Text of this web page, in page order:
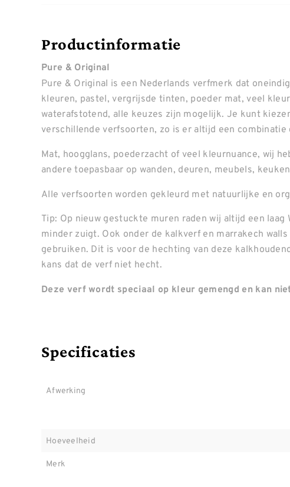
Productinformatie
Pure & Original
Pure & Original is een Nederlands verfmerk dat
kleuren, pastel, vergrijsde tinten, poeder mat, veel
waterafstotend, alle keuzes zijn mogelijk. Je kunt
verschillende verfsoorten, zo is er altijd een combinatie
Mat, hoogglans, poederzacht of veel kleurnuance, wij
andere toepasbaar op wanden, deuren, meubels,
Alle verfsoorten worden gekleurd met natuurlijke en
Tip: Op nieuw gestuckte muren raden wij altijd een
minder zuigt. Ook onder de kalkverf en marrakech
gebruiken. Dit is voor de hechting van deze
kans dat de verf niet hecht.
Deze verf wordt speciaal op kleur gemengd en kan
Specificaties
Afwerking
Hoeveelheid
Merk